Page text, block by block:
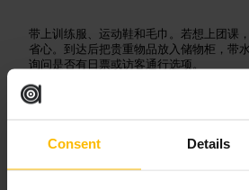
Consent Details
带上训练服、运动鞋和毛巾。若想上团课
省心。到达后把贵重物品放入储物柜，带
询问是否有日票或访客通行选项。
索尔 普拉提 与 运动 |